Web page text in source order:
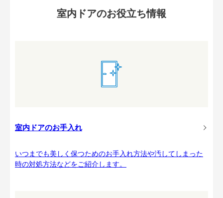
室内ドアのお役立ち情報
室内ドアのお手入れ
いつまでも美しく保つためのお手入れ方法や汚してしまった
時の対処方法などをご紹介します。